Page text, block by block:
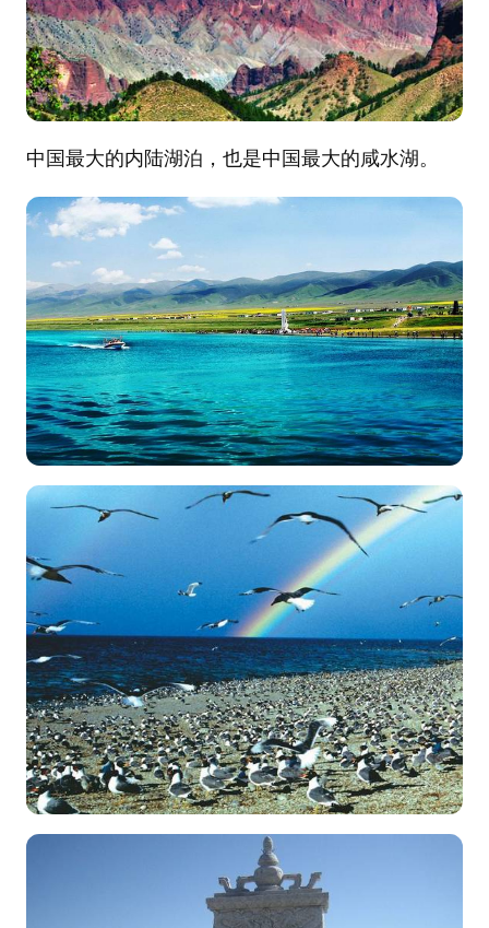
中国最大的内陆湖泊，也是中国最大的咸水湖。